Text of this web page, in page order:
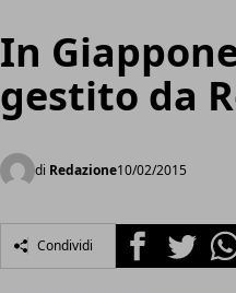
In
gestito da
di Redazione10/02/2015
Condividi FacebookTwitter